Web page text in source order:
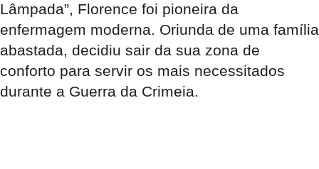
Lâmpada”, Florence foi pioneira da
enfermagem moderna. Oriunda de uma família
abastada, decidiu sair da sua zona de
conforto para servir os mais necessitados
durante a Guerra da Crimeia.